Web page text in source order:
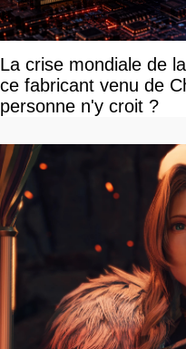
La crise mondiale de
ce fabricant venu de
personne n'y croit ?